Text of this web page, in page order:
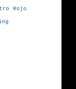
Rojo